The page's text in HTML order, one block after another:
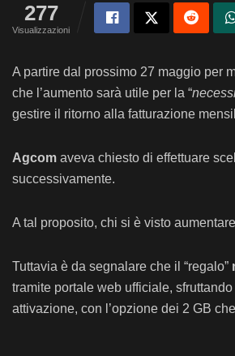
277
Visualizzazioni
A partire dal prossimo 27 maggio per
che l’aumento sarà utile per la “
gestire il ritorno alla fatturazione
Agcom aveva chiesto di effettuare
successivamente.
A tal proposito, chi si è visto
Tuttavia è da segnalare che il “regalo”
tramite portale web ufficiale,
attivazione, con l’opzione dei 2 GB